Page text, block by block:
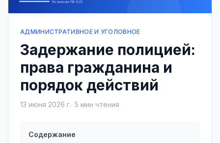
АДМИНИСТРАТИВНОЕ И УГОЛОВНОЕ
Задержание полицией:
права гражданина и
порядок действий
13 июня 2026 г.· 5 мин чтения
Содержание